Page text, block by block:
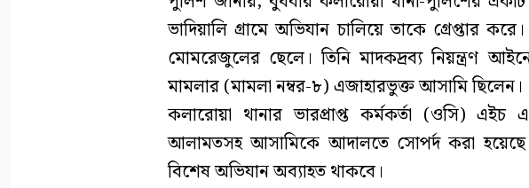
ভাদিয়ালি গ্রামে অভিযান চালিয়ে তাকে গ্রেপ্তার
মোমরেজুলের ছেলে। তিনি মাদকদ্রব্য নিয়ন্ত্রণ
মামলার (মামলা নম্বর-৮) এজাহারভুক্ত আসামি ছিলেন।
কলারোয়া থানার ভারপ্রাপ্ত কর্মকর্তা (ওসি) এইচ
আলামতসহ আসামিকে আদালতে সোপর্দ করা
বিশেষ অভিযান অব্যাহত থাকবে।